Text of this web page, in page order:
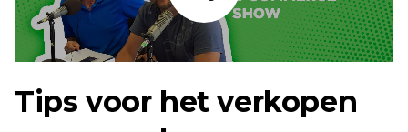
Listen
Tips voor het verkopen